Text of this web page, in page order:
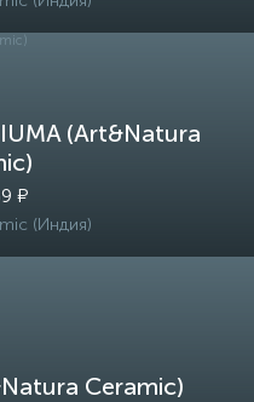
(Art&Natura
₽
(Индия)
Ceramic)